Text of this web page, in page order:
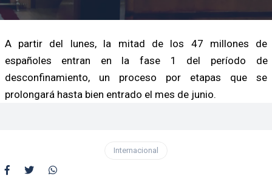
A partir del lunes, la mitad de los 47 millones de
españoles entran en la fase 1 del período de
desconfinamiento, un proceso por etapas que se
prolongará hasta bien entrado el mes de junio.
Internacional